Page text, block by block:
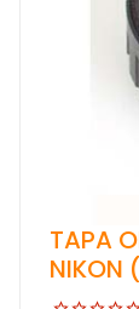
TAPA
NIKON